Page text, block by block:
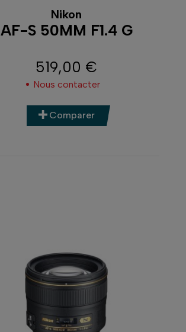
Nikon
AF-S 50MM F1.4 G
Prix
519,00 €
Nous contacter
Comparer